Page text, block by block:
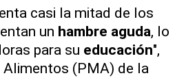
casi la mitad de los
un hambre aguda, lo
para su educación",
(PMA) de la